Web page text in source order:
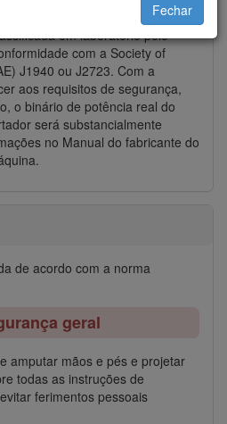
Fechar
binário bruto ou líquido em
em laboratório pelo
com a Society of
J1940 ou J2723. Com a
aos requisitos de segurança,
o binário de potência real do
será substancialmente
no Manual do fabricante do
de acordo com a norma
geral
amputar mãos e pés e projetar
todas as instruções de
ferimentos pessoais